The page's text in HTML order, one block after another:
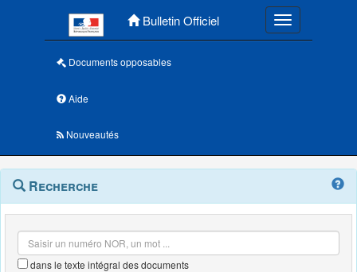
Bulletin Officiel Toggle
Documents opposables
Aide
Nouveautés
Navigation
outils
Menu
contextuel
Recherche
dans le texte intégral des documents